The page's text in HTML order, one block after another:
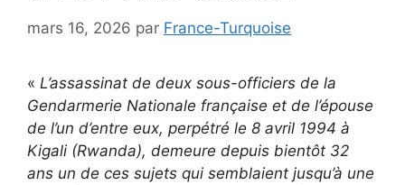
mars 16, 2026 par France-Turquoise
« L’assassinat de deux sous-officiers de la
Gendarmerie Nationale française et de l’épouse
de l’un d’entre eux, perpétré le 8 avril 1994 à
Kigali (Rwanda), demeure depuis bientôt 32
ans un de ces sujets qui semblaient jusqu’à une